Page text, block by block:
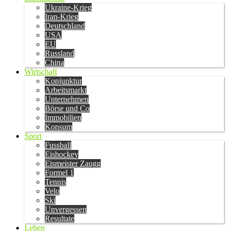
Ukraine-Krieg
Iran-Krieg
Deutschland
USA
EU
Russland
China
Wirtschaft
Konjunktur
Arbeitsmarkt
Unternehmen
Börse und Co
Immobilien
Konsum
Sport
Fussball
Eishockey
Eismeister Zaugg
Formel 1
Tennis
Velo
Ski
Unvergessen
Resultate
Leben